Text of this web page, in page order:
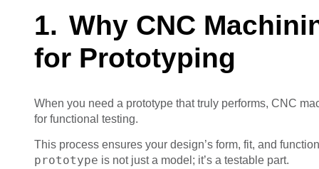
Why CNC
for Prototyping
When you need a prototype that truly performs, CNC
for functional testing.
This process ensures your design’s form, fit, and
prototype is not just a model; it’s a testable part.